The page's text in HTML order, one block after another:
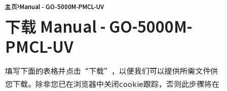
主页 Manual - GO-5000M-PMCL-UV
下载 Manual - GO-5000M-
PMCL-UV
填写下面的表格并点击“下载”，以便我们可以提供所需文件供
您下载。除非您已在浏览器中关闭cookie跟踪，否则此步骤将在